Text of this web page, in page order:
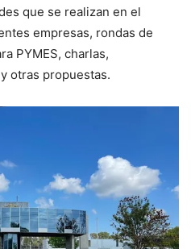
que se realizan en el
empresas, rondas de
PYMES, charlas,
otras propuestas.